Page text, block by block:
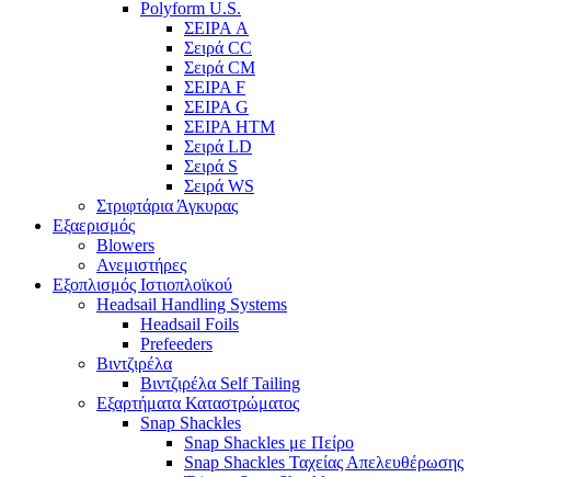
Polyform U.S.
ΣΕΙΡΑ A
Σειρά CC
Σειρά CM
ΣΕΙΡΑ F
ΣΕΙΡΑ G
ΣΕΙΡΑ HTM
Σειρά LD
Σειρά S
Σειρά WS
Στριφτάρια Άγκυρας
Εξαερισμός
Blowers
Ανεμιστήρες
Εξοπλισμός Ιστιοπλοϊκού
Headsail Handling Systems
Headsail Foils
Prefeeders
Βιντζιρέλα
Βιντζιρέλα Self Tailing
Εξαρτήματα Καταστρώματος
Snap Shackles
Snap Shackles με Πείρο
Snap Shackles Ταχείας Απελευθέρωσης